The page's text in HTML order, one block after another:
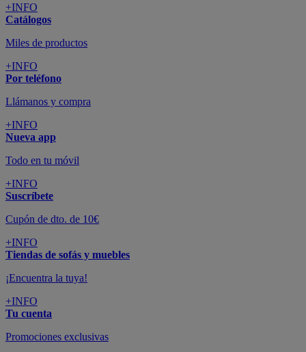
+INFO
Catálogos
Miles de productos
+INFO
Por teléfono
Llámanos y compra
+INFO
Nueva app
Todo en tu móvil
+INFO
Suscríbete
Cupón de dto. de 10€
+INFO
Tiendas de sofás y muebles
¡Encuentra la tuya!
+INFO
Tu cuenta
Promociones exclusivas